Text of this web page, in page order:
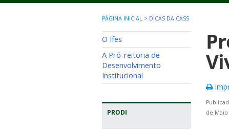
PÁGINA INICIAL > DICAS DA CASS
O Ifes
A Pró-reitoria de
Desenvolvimento
Institucional
PRODI
de Maio